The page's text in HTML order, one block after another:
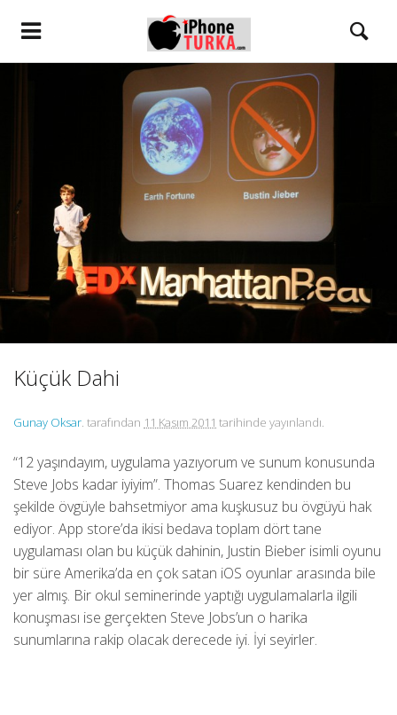
Küçük Dahi
Gunay Oksar. tarafından 11 Kasım 2011 tarihinde yayınlandı.
“12 yaşındayım, uygulama yazıyorum ve sunum konusunda
Steve Jobs kadar iyiyim”. Thomas Suarez kendinden bu
şekilde övgüyle bahsetmiyor ama kuşkusuz bu övgüyü hak
ediyor. App store’da ikisi bedava toplam dört tane
uygulaması olan bu küçük dahinin, Justin Bieber isimli oyunu
bir süre Amerika’da en çok satan iOS oyunlar arasında bile
yer almış. Bir okul seminerinde yaptığı uygulamalarla ilgili
konuşması ise gerçekten Steve Jobs’un o harika
sunumlarına rakip olacak derecede iyi. İyi seyirler.